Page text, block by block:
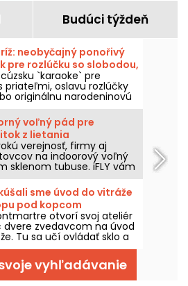
Budúci týždeň
neobyčajný ponořivý
pre rozlúčku so slobodou,
či nezabudnuteľný
`karaoke` pre
priateľmi, oslavu rozlúčky
originálnu narodeninovú
Bar` sa môže stať vaším
zábavy. Tento
ponúka súkromné
vybavené, kde sa
hviezdou večera v
prostredí. Využite zľavu
kódom!
voľný pád pre
z lietania
verejnosť, firmy aj
na indoorový voľný
sklenom tubuse. iFLY vám
rizika a bez skúseností, od
sme úvod do vitráže
pod kopcom
otvorí svoj ateliér
dvere zvedavcom na úvod
Tu sa učí ovládať sklo a
žiarivé dielo už za tri
ponor do tisícročného
presnosť pohybu stretáva s
vyhľadávanie